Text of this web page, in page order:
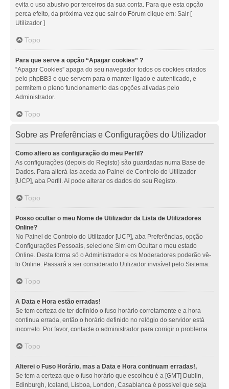
evita o uso abusivo por terceiros da sua conta. Para que esta opção
perca efeito, da próxima vez que sair do Fórum clique em: Sair [
Utilizador ]
Topo
Para que serve a opção “Apagar cookies” ?
“Apagar Cookies” apaga do seu navegador todos os cookies criados
pelo phpBB3 e que servem para o manter ligado e autenticado, e
permitem o pleno funcionamento das opções ativadas pelo
Administrador.
Topo
Sobre as Preferências e Configurações do Utilizador
Como altero as configuração do meu Perfil?
As configurações (depois do Registo) são guardadas numa Base de
Dados. Para alterá-las aceda ao Painel de Controlo do Utilizador
[UCP], aba Perfil. Aí pode alterar os dados do seu Registo.
Topo
Posso ocultar o meu Nome de Utilizador da Lista de Utilizadores
Online?
No Painel de Controlo do Utilizador [UCP], aba Preferências, opção
Configurações Pessoais, selecione Sim em Ocultar o meu estado
Online. Desta forma só o Administrador e os Moderadores poderão vê-
lo Online. Passará a ser considerado Utilizador invisível pelo Sistema.
Topo
A Data e Hora estão erradas!
Se tem certeza de ter definido o fuso horário corretamente e a hora
continua errada, então o horário definido no relógio do servidor está
incorreto. Por favor, contacte o administrador para corrigir o problema.
Topo
Alterei o Fuso Horário, mas a Data e Hora continuam erradas!,
Se tem a certeza que o fuso horário que escolheu é a [GMT] Dublin,
Edinburgh, Iceland, Lisboa, London, Casablanca é possível que seja